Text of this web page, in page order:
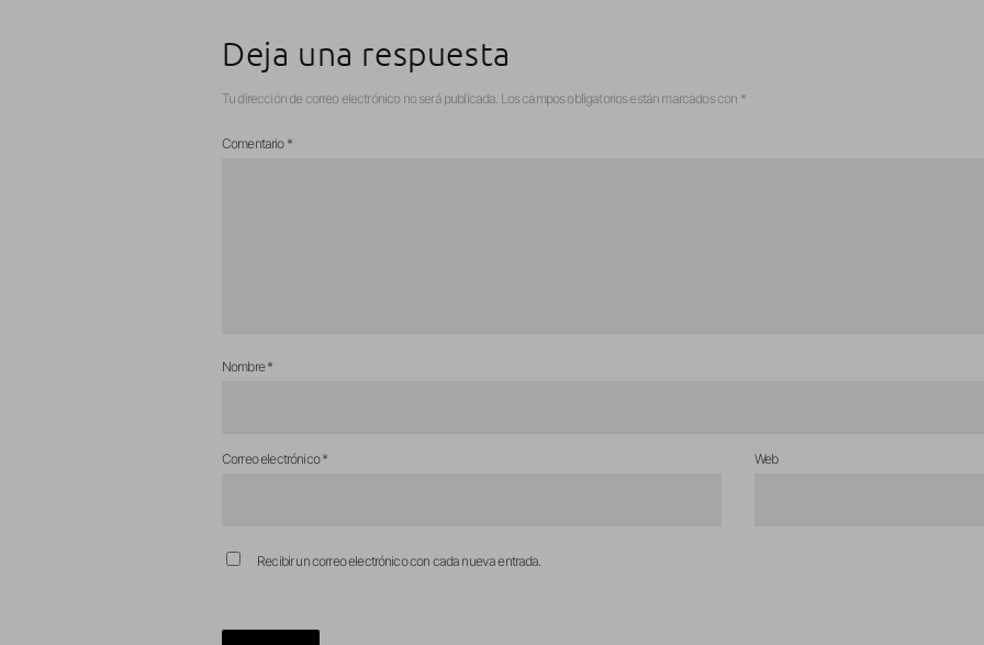
Deja una respuesta
Tu dirección de correo electrónico no será publicada. Los campos obligatorios están marcados con *
Comentario *
Nombre*
Correo electrónico* Web
Recibir un correo electrónico con cada nueva entrada.